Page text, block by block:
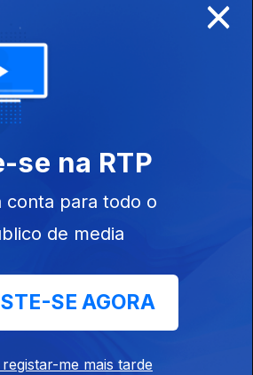
24 nov. 2021
Tratamentos
Pediátricos
×
se na RTP
conta para todo o
de media
SE AGORA
me mais tarde